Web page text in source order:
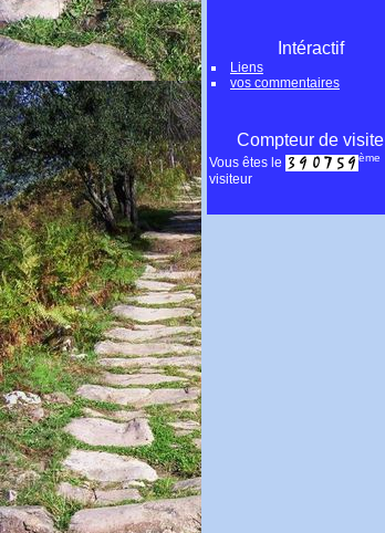
Intéractif
Liens
vos commentaires
Compteur de visite
Vous êtes le ème
visiteur